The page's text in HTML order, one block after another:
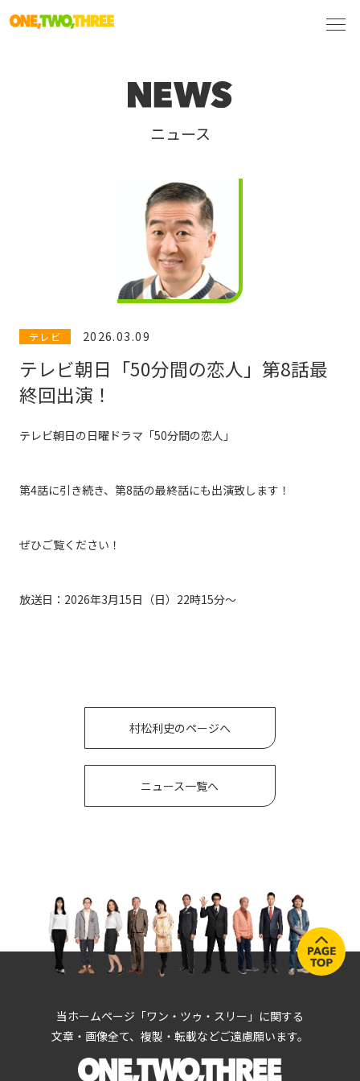
ニュース
テレビ 2026.03.09
テレビ朝日「50分間の恋人」第8話最
終回出演！
テレビ朝日の日曜ドラマ「50分間の恋人」
第4話に引き続き、第8話の最終話にも出演致します！
ぜひご覧ください！
放送日：2026年3月15日（日）22時15分〜
村松利史のページへ
ニュース一覧へ
当ホームページ「ワン・ツゥ・スリー」に関する
文章・画像全て、複製・転載などご遠慮願います。